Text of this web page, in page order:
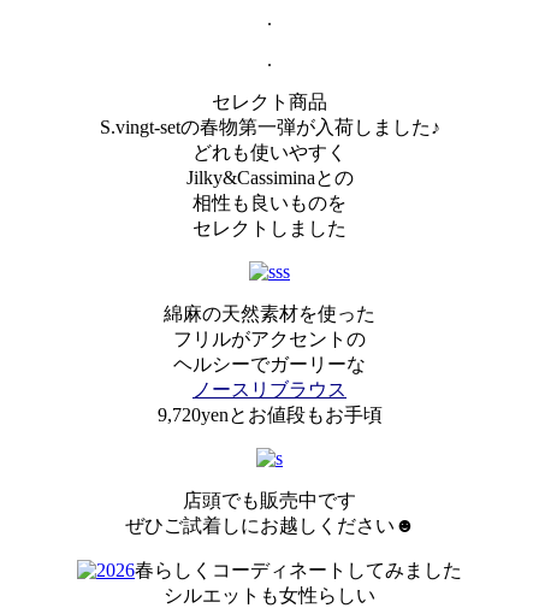
.
.
セレクト商品
S.vingt-setの春物第一弾が入荷しました♪
どれも使いやすく
Jilky&Cassiminaとの
相性も良いものを
セレクトしました
綿麻の天然素材を使った
フリルがアクセントの
ヘルシーでガーリーな
ノースリブラウス
9,720yenとお値段もお手頃
店頭でも販売中です
ぜひご試着しにお越しください☻
春らしくコーディネートしてみました
シルエットも女性らしい